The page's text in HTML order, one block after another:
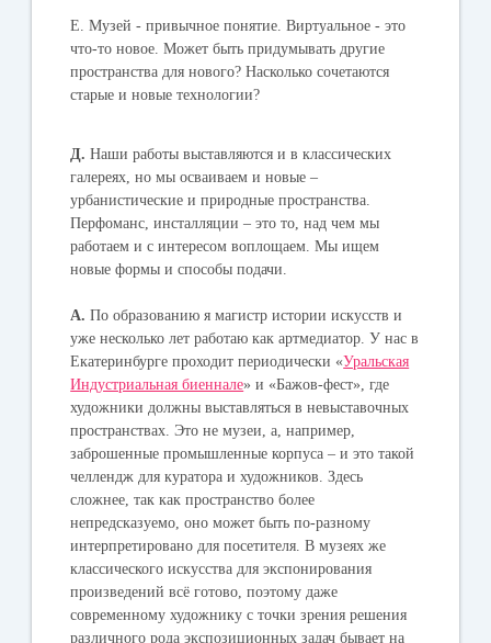
Е. Музей - привычное понятие. Виртуальное - это
что-то новое. Может быть придумывать другие
пространства для нового? Насколько сочетаются
старые и новые технологии?
Д. Наши работы выставляются и в классических
галереях, но мы осваиваем и новые –
урбанистические и природные пространства.
Перфоманс, инсталляции – это то, над чем мы
работаем и с интересом воплощаем. Мы ищем
новые формы и способы подачи.
А. По образованию я магистр истории искусств и
уже несколько лет работаю как артмедиатор. У нас в
Екатеринбурге проходит периодически «Уральская
Индустриальная биеннале» и «Бажов-фест», где
художники должны выставляться в невыставочных
пространствах. Это не музеи, а, например,
заброшенные промышленные корпуса – и это такой
челлендж для куратора и художников. Здесь
сложнее, так как пространство более
непредсказуемо, оно может быть по-разному
интерпретировано для посетителя. В музеях же
классического искусства для экспонирования
произведений всё готово, поэтому даже
современному художнику с точки зрения решения
различного рода экспозиционных задач бывает на